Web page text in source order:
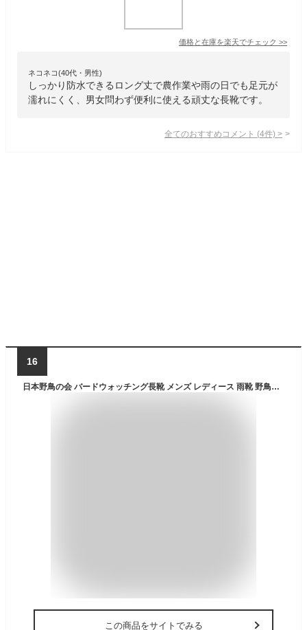
価格と在庫を楽天でチェック >>
ネコネコ(40代・男性)
しっかり防水できるロング丈で農作業や雨の日でも足元が
濡れにくく、男女問わず便利に使える頑丈な長靴です。
全てのおすすめコメント (4件) >
16
日本野鳥の会 バードウォッチング長靴 メンズ レディース 雨靴 野鳥の会 レインブーツ 収納袋付き 完全防水 軽量 収納 折り畳み 滑りにくい ロング WBSJ 大雨 園芸 田植え 農作業 作業用 釣り 野外 ガーデニング フェス キャンプ アウトドア
この商品をサイトでみる